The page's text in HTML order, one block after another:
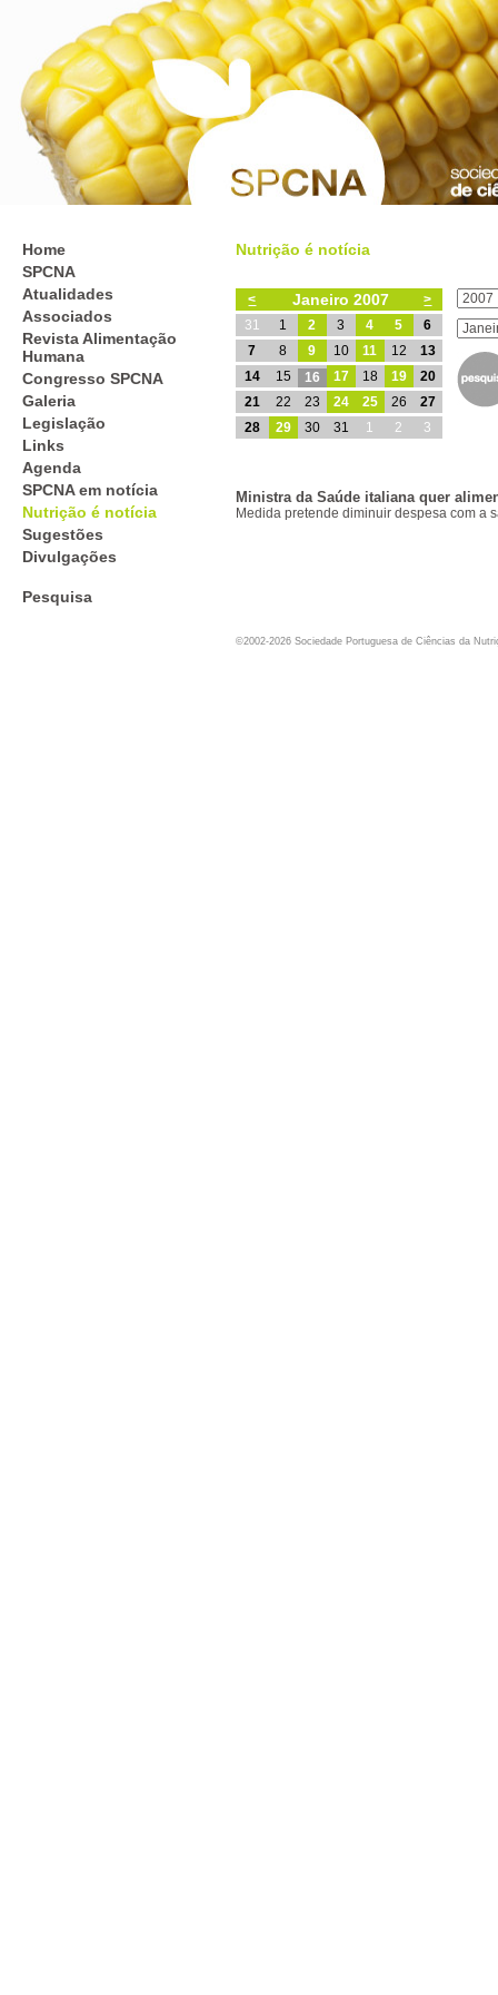
Home
SPCNA
Atualidades
Associados
Revista Alimentação
Humana
Congresso SPCNA
Galeria
Legislação
Links
Agenda
SPCNA em notícia
Nutrição é notícia
Sugestões
Divulgações
Pesquisa
Nutrição é notícia
< Janeiro 2007
>
31
1 2 3 4 5
6
7
8 9 10 11 12
13
14
15 16 17 18 19
20
21
22 23 24 25 26
27
28
29 30 31 1 2 3
Ministra da Saúde italiana quer
Medida pretende diminuir despesa com a
©2002-2026 Sociedade Portuguesa de Ciências da